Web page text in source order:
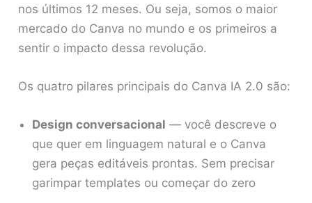
nos últimos 12 meses. Ou seja, somos o maior
mercado do Canva no mundo e os primeiros a
sentir o impacto dessa revolução.
Os quatro pilares principais do Canva IA 2.0 são:
Design conversacional — você descreve o
que quer em linguagem natural e o Canva
gera peças editáveis prontas. Sem precisar
garimpar templates ou começar do zero